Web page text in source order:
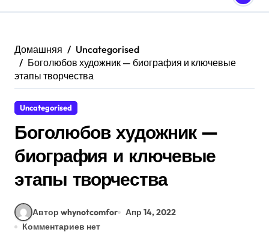
Домашняя
Uncategorised
Боголюбов художник — биография и ключевые
этапы творчества
Uncategorised
Боголюбов художник —
биография и ключевые
этапы творчества
Автор whynotcomfor
Апр 14, 2022
Комментариев нет